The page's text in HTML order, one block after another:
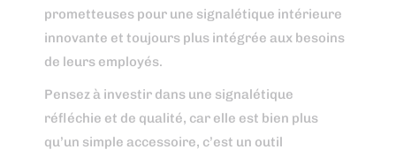
prometteuses pour une signalétique intérieure
innovante et toujours plus intégrée aux besoins
de leurs employés.
Pensez à investir dans une signalétique
réfléchie et de qualité, car elle est bien plus
qu’un simple accessoire, c’est un outil